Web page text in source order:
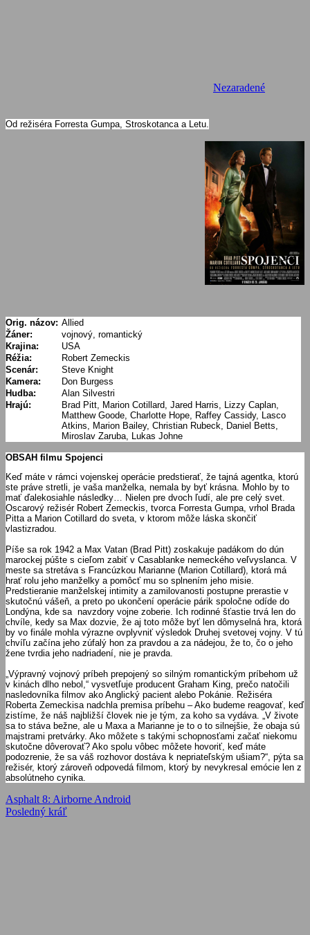
Nezaradené
Od režiséra Forresta Gumpa, Stroskotanca a Letu.
Orig. názov: Allied
Žáner:
vojnový, romantický
Krajina:
USA
Réžia:
Robert Zemeckis
Scenár:
Steve Knight
Kamera:
Don Burgess
Hudba:
Alan Silvestri
Hrajú:
Brad Pitt, Marion Cotillard, Jared Harris, Lizzy Caplan,
Matthew Goode, Charlotte Hope, Raffey Cassidy, Lasco
Atkins, Marion Bailey, Christian Rubeck, Daniel Betts,
Miroslav Zaruba, Lukas Johne
OBSAH filmu Spojenci
Keď máte v rámci vojenskej operácie predstierať, že tajná agentka, ktorú
ste práve stretli, je vaša manželka, nemala by byť krásna. Mohlo by to
mať ďalekosiahle následky… Nielen pre dvoch ľudí, ale pre celý svet.
Oscarový režisér Robert Zemeckis, tvorca Forresta Gumpa, vrhol Brada
Pitta a Marion Cotillard do sveta, v ktorom môže láska skončiť
vlastizradou.
Píše sa rok 1942 a Max Vatan (Brad Pitt) zoskakuje padákom do dún
marockej púšte s cieľom zabiť v Casablanke nemeckého veľvyslanca. V
meste sa stretáva s Francúzkou Marianne (Marion Cotillard), ktorá má
hrať rolu jeho manželky a pomôcť mu so splnením jeho misie.
Predstieranie manželskej intimity a zamilovanosti postupne prerastie v
skutočnú vášeň, a preto po ukončení operácie párik spoločne odíde do
Londýna, kde sa navzdory vojne zoberie. Ich rodinné šťastie trvá len do
chvíle, kedy sa Max dozvie, že aj toto môže byť len dômyselná hra, ktorá
by vo finále mohla výrazne ovplyvniť výsledok Druhej svetovej vojny. V tú
chvíľu začína jeho zúfalý hon za pravdou a za nádejou, že to, čo o jeho
žene tvrdia jeho nadriadení, nie je pravda.
„Výpravný vojnový príbeh prepojený so silným romantickým príbehom už
v kinách dlho nebol,“ vysvetľuje producent Graham King, prečo natočili
nasledovníka filmov ako Anglický pacient alebo Pokánie. Režiséra
Roberta Zemeckisa nadchla premisa príbehu – Ako budeme reagovať, keď
zistíme, že náš najbližší človek nie je tým, za koho sa vydáva. „V živote
sa to stáva bežne, ale u Maxa a Marianne je to o to silnejšie, že obaja sú
majstrami pretvárky. Ako môžete s takými schopnosťami začať niekomu
skutočne dôverovať? Ako spolu vôbec môžete hovoriť, keď máte
podozrenie, že sa váš rozhovor dostáva k nepriateľským ušiam?“, pýta sa
režisér, ktorý zároveň odpovedá filmom, ktorý by nevykresal emócie len z
absolútneho cynika.
Navigácia
v
Previous
Post:
Asphalt 8: Airborne Android
Next
Posledný kráľ